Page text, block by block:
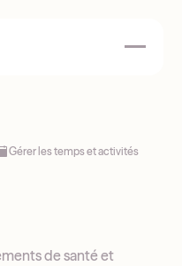
Gérer les temps et activités
de santé et